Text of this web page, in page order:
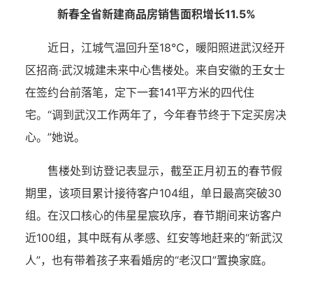
新春全省新建商品房销售面积增长11.5%
近日，江城气温回升至18℃，暖阳照进武汉经开
区招商·武汉城建未来中心售楼处。来自安徽的王女士
在签约台前落笔，定下一套141平方米的四代住
宅。“调到武汉工作两年了，今年春节终于下定买房决
心。”她说。
售楼处到访登记表显示，截至正月初五的春节假
期里，该项目累计接待客户104组，单日最高突破30
组。在汉口核心的伟星星宸玖序，春节期间来访客户
近100组，其中既有从孝感、红安等地赶来的“新武汉
人”，也有带着孩子来看婚房的“老汉口”置换家庭。